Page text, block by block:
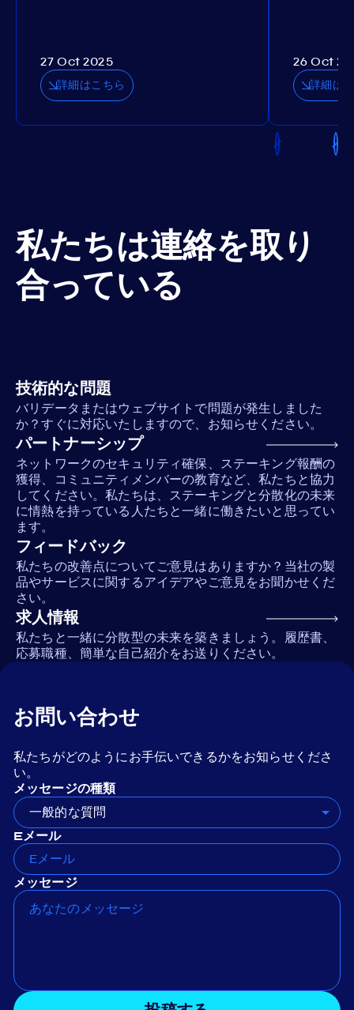
27 Oct 2025
詳細はこちら
26 Oct
詳細は
私たちは連絡を取り
合っている
技術的な問題
バリデータまたはウェブサイトで問題が発生しました
か？すぐに対応いたしますので、お知らせください。
パートナーシップ
ネットワークのセキュリティ確保、ステーキング報酬の
獲得、コミュニティメンバーの教育など、私たちと協力
してください。私たちは、ステーキングと分散化の未来
に情熱を持っている人たちと一緒に働きたいと思ってい
ます。
フィードバック
私たちの改善点についてご意見はありますか？当社の製
品やサービスに関するアイデアやご意見をお聞かせくだ
さい。
求人情報
私たちと一緒に分散型の未来を築きましょう。履歴書、
応募職種、簡単な自己紹介をお送りください。
お問い合わせ
私たちがどのようにお手伝いできるかをお知らせくださ
い。
メッセージの種類
一般的な質問
Eメール
メッセージ